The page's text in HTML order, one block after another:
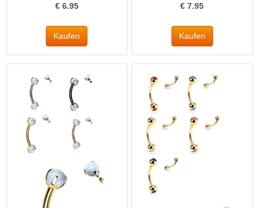
€ 6.95 €7.95